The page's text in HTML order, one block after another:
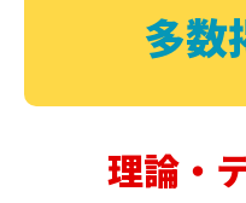
多数
理論・